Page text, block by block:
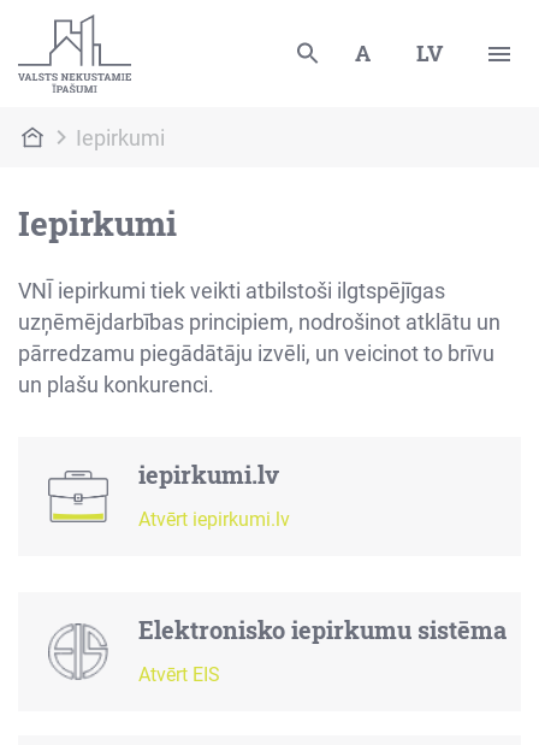
A LV
Iepirkumi
Iepirkumi
VNĪ iepirkumi tiek veikti atbilstoši ilgtspējīgas
uzņēmējdarbības principiem, nodrošinot atklātu un
pārredzamu piegādātāju izvēli, un veicinot to brīvu
un plašu konkurenci.
iepirkumi.lv
Atvērt iepirkumi.lv
Elektronisko iepirkumu sistēma
Atvērt EIS